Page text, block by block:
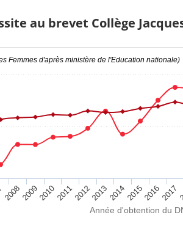
au brevet Collège
Année d'obtention du
Femmes d'après ministère de l'Education nationale)
2008200920102011201220132014201520162017